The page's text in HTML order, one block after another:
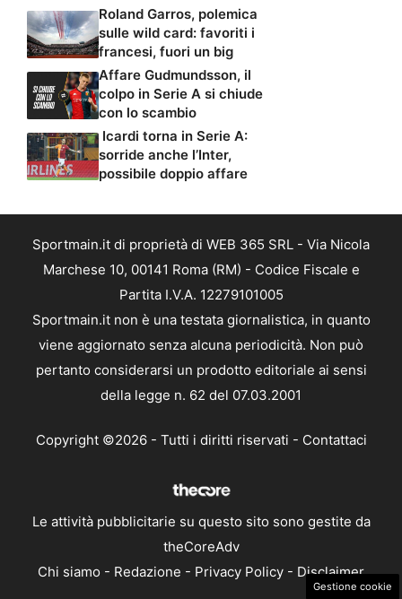
Roland Garros, polemica
sulle wild card: favoriti i
francesi, fuori un big
Affare Gudmundsson, il
colpo in Serie A si chiude
con lo scambio
Icardi torna in Serie A:
sorride anche l’Inter,
possibile doppio affare
Sportmain.it di proprietà di WEB 365 SRL - Via Nicola
Marchese 10, 00141 Roma (RM) - Codice Fiscale e
Partita I.V.A. 12279101005
Sportmain.it non è una testata giornalistica, in quanto
viene aggiornato senza alcuna periodicità. Non può
pertanto considerarsi un prodotto editoriale ai sensi
della legge n. 62 del 07.03.2001
Copyright ©2026 - Tutti i diritti riservati - Contattaci
Le attività pubblicitarie su questo sito sono gestite da
theCoreAdv
Chi siamo - Redazione - Privacy Policy - Disclaimer
Gestione cookie